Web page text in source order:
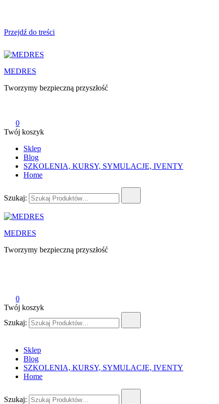
Przejdź do treści
MEDRES
Tworzymy bezpieczną przyszłość
0
Twój koszyk
Sklep
Blog
SZKOLENIA, KURSY, SYMULACJE, IVENTY
Home
Szukaj:
MEDRES
Tworzymy bezpieczną przyszłość
0
Twój koszyk
Szukaj:
Sklep
Blog
SZKOLENIA, KURSY, SYMULACJE, IVENTY
Home
Szukaj: